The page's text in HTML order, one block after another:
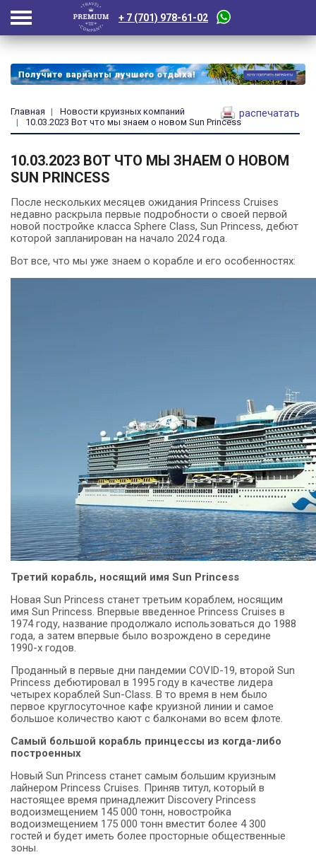
+ 7 (701) 978-61-02
Главная
Новости круизных компаний
10.03.2023 Вот что мы знаем о новом Sun Princess
распечатать
10.03.2023 ВОТ ЧТО МЫ ЗНАЕМ О НОВОМ
SUN PRINCESS
После нескольких месяцев ожидания Princess Cruises
недавно раскрыла первые подробности о своей первой
новой постройке класса Sphere Class, Sun Princess, дебют
которой запланирован на начало 2024 года.
Вот все, что мы уже знаем о корабле и его особенностях:
Третий корабль, носящий имя Sun Princess
Новая Sun Princess станет третьим кораблем, носящим
имя Sun Princess. Впервые введенное Princess Cruises в
1974 году, название продолжало использоваться до 1988
года, а затем впервые было возрождено в середине
1990-х годов.
Проданный в первые дни пандемии COVID-19, второй Sun
Princess дебютировал в 1995 году в качестве лидера
четырех кораблей Sun-Class. В то время в нем было
первое круглосуточное кафе круизной линии и самое
большое количество кают с балконами во всем флоте.
Самый большой корабль принцессы из когда-либо
построенных
Новый Sun Princess станет самым большим круизным
лайнером Princess Cruises. Приняв титул, который в
настоящее время принадлежит Discovery Princess
водоизмещением 145 000 тонн, новостройка
водоизмещением 175 000 тонн вместит более 4 300
гостей и будет иметь более просторные общественные
зоны.